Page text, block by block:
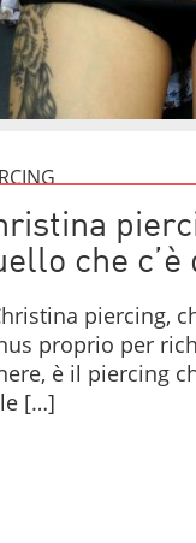
che c’è
piercing,
proprio per
è il piercing
[…]